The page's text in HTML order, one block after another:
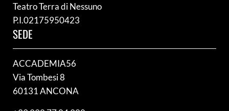
Teatro Terra di Nessuno
P.I.02175950423
SEDE
ACCADEMIA56
Via Tombesi 8
60131 ANCONA